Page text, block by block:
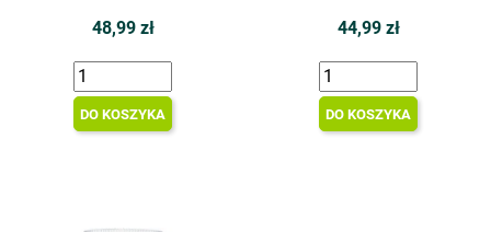
48,99 zł
DO KOSZYKA
44,99 zł
DO KOSZYKA